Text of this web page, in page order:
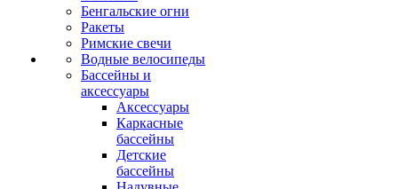
Бенгальские огни
Ракеты
Римские свечи
Водные велосипеды
Бассейны и
аксессуары
Аксессуары
Каркасные
бассейны
Детские
бассейны